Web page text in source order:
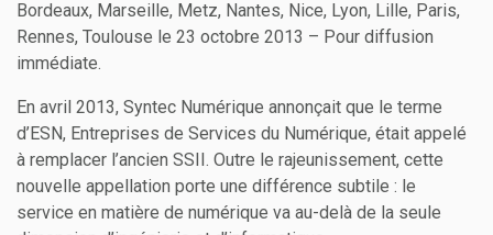
Bordeaux, Marseille, Metz, Nantes, Nice, Lyon, Lille, Paris,
Rennes, Toulouse le 23 octobre 2013 – Pour diffusion
immédiate.
En avril 2013, Syntec Numérique annonçait que le terme
d’ESN, Entreprises de Services du Numérique, était appelé
à remplacer l’ancien SSII. Outre le rajeunissement, cette
nouvelle appellation porte une différence subtile : le
service en matière de numérique va au-delà de la seule